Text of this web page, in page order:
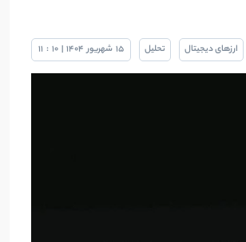
ارزهای دیجیتال تحلیل 15 شهریور 1404
|
10
:
11